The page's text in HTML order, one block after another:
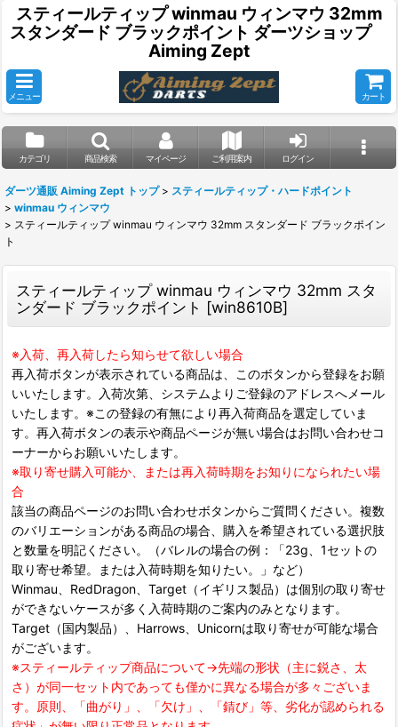
スティールティップ winmau ウィンマウ 32mm
スタンダード ブラックポイント ダーツショップ
Aiming Zept
メニュー カート
カテゴリ 商品検索 マイページ ご利用案内 ログイン
ダーツ通販 Aiming Zept トップ > スティールティップ・ハードポイント
> winmau ウィンマウ
> スティールティップ winmau ウィンマウ 32mm スタンダード ブラックポイン
ト
スティールティップ winmau ウィンマウ 32mm スタ
ンダード ブラックポイント [win8610B]
※入荷、再入荷したら知らせて欲しい場合
再入荷ボタンが表示されている商品は、このボタンから登録をお願
いいたします。入荷次第、システムよりご登録のアドレスへメール
いたします。※この登録の有無により再入荷商品を選定していま
す。再入荷ボタンの表示や商品ページが無い場合はお問い合わせコ
ーナーからお願いいたします。
※取り寄せ購入可能か、または再入荷時期をお知りになられたい場
合
該当の商品ページのお問い合わせボタンからご質問ください。複数
のバリエーションがある商品の場合、購入を希望されている選択肢
と数量を明記ください。（バレルの場合の例：「23g、1セットの
取り寄せ希望。または入荷時期を知りたい。」など）
Winmau、RedDragon、Target（イギリス製品）は個別の取り寄せ
ができないケースが多く入荷時期のご案内のみとなります。
Target（国内製品）、Harrows、Unicornは取り寄せが可能な場合
がございます。
※スティールティップ商品について→先端の形状（主に鋭さ、太
さ）が同一セット内であっても僅かに異なる場合が多々ございま
す。原則、「曲がり」、「欠け」、「錆び」等、劣化が認められる